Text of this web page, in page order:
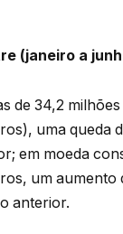
(janeiro a
de 34,2
uma queda
em moeda
um aumento
anterior.